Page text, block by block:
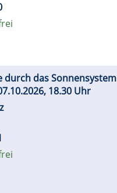
durch das Sonnensystem
18.30 Uhr